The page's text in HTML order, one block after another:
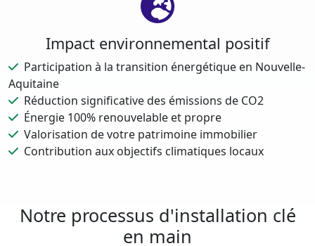
Impact environnemental positif
Participation à la transition énergétique en Nouvelle-
Aquitaine
Réduction significative des émissions de CO2
Énergie 100% renouvelable et propre
Valorisation de votre patrimoine immobilier
Contribution aux objectifs climatiques locaux
Notre processus d'installation clé
en main